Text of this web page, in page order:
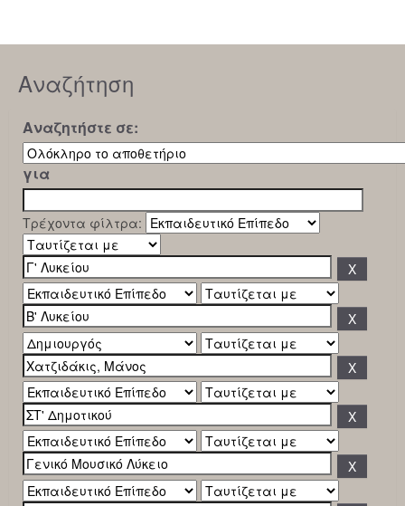
Αναζήτηση
Αναζητήστε σε:
για
Τρέχοντα φίλτρα: